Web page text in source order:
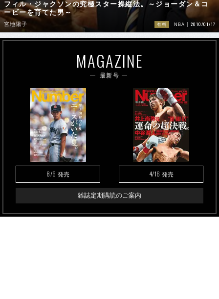
フィル・ジャクソンの究極スター操縦法。～ジョーダン＆コ
ービーを育てた男～
宮地陽子 有料 NBA 2010/01/17
MAGAZINE
最新号
8/6 発売 4/16 発売
雑誌定期購読のご案内